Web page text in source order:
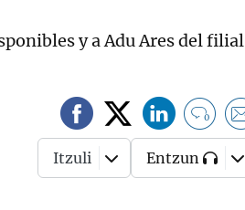
y a Adu Ares del filial
0
Itzuli Entzun